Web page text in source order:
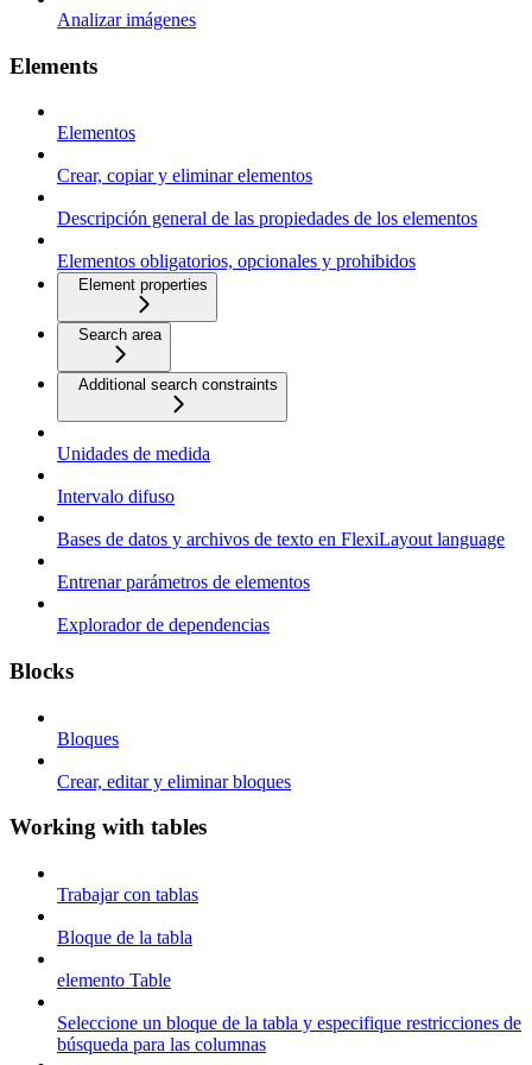
Analizar imágenes
Elements
Elementos
Crear, copiar y eliminar elementos
Descripción general de las propiedades de los elementos
Elementos obligatorios, opcionales y prohibidos
Element properties
Search area
Additional search constraints
Unidades de medida
Intervalo difuso
Bases de datos y archivos de texto en FlexiLayout language
Entrenar parámetros de elementos
Explorador de dependencias
Blocks
Bloques
Crear, editar y eliminar bloques
Working with tables
Trabajar con tablas
Bloque de la tabla
elemento Table
Seleccione un bloque de la tabla y especifique restricciones de
búsqueda para las columnas